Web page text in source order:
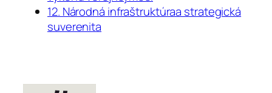
12. Národná infraštruktúraa strategická
suverenita